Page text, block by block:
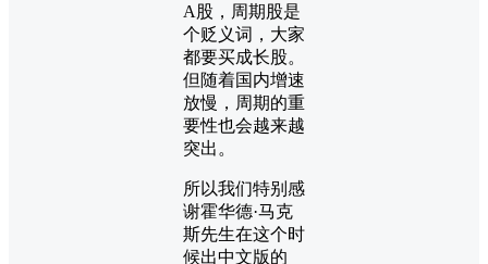
A股，周期股是
个贬义词，大家
都要买成长股。
但随着国内增速
放慢，周期的重
要性也会越来越
突出。
所以我们特别感
谢霍华德·马克
斯先生在这个时
候出中文版的